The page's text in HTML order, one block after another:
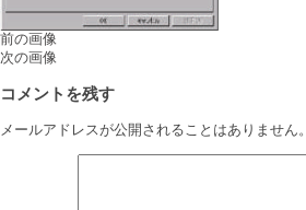
前の画像
次の画像
コメントを残す
メールアドレスが公開されることはありません。